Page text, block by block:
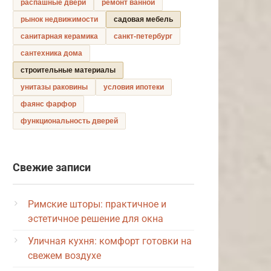
распашные двери
ремонт ванной
рынок недвижимости
садовая мебель
санитарная керамика
санкт-петербург
сантехника дома
строительные материалы
унитазы раковины
условия ипотеки
фаянс фарфор
функциональность дверей
Свежие записи
Римские шторы: практичное и
эстетичное решение для окна
Уличная кухня: комфорт готовки на
свежем воздухе